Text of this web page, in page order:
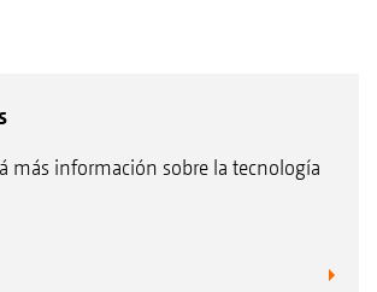
más información sobre la tecnología